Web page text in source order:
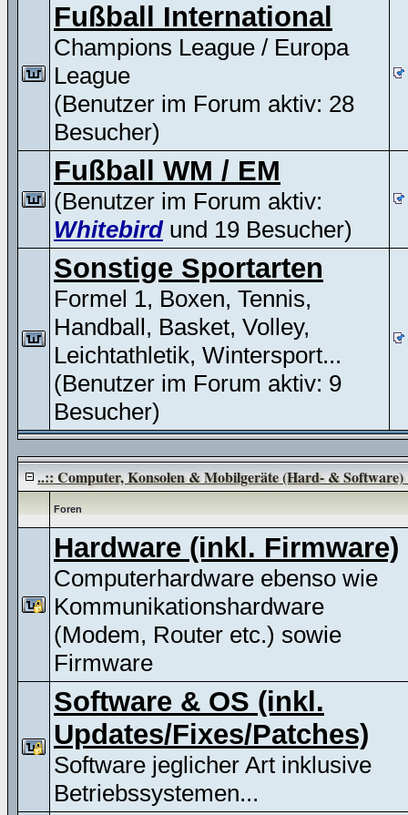
Fußball International
Champions League / Europa
League
(Benutzer im Forum aktiv: 28
Besucher)
Fußball WM / EM
(Benutzer im Forum aktiv:
Whitebirdund 19 Besucher)
Sonstige Sportarten
Formel 1, Boxen, Tennis,
Handball, Basket, Volley,
Leichtathletik, Wintersport...
(Benutzer im Forum aktiv: 9
Besucher)
..:: Computer, Konsolen & Mobilgeräte (Hard- & Software)
Foren
Hardware (inkl. Firmware)
Computerhardware ebenso wie
Kommunikationshardware
(Modem, Router etc.) sowie
Firmware
Software & OS (inkl.
Updates/Fixes/Patches)
Software jeglicher Art inklusive
Betriebssystemen...